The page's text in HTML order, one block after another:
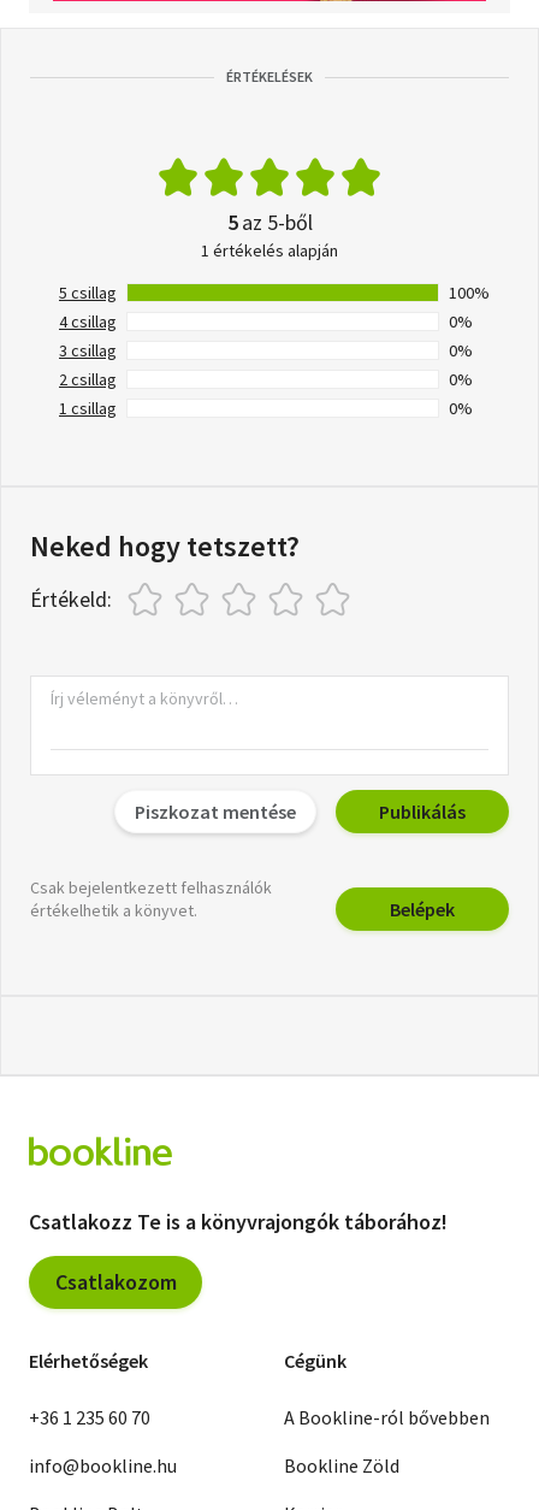
ÉRTÉKELÉSEK
5az 5-ből
1 értékelés alapján
5 csillag
100%
4 csillag
0%
3 csillag
0%
2 csillag
0%
1 csillag
0%
Neked hogy tetszett?
Értékeld:
Piszkozat mentése Publikálás
Csak bejelentkezett felhasználók
értékelhetik a könyvet.
Belépek
Csatlakozz Te is a könyvrajongók táborához!
Csatlakozom
Elérhetőségek
+36 1 235 60 70
info@bookline.hu
Cégünk
A Bookline-ról bővebben
Bookline Zöld